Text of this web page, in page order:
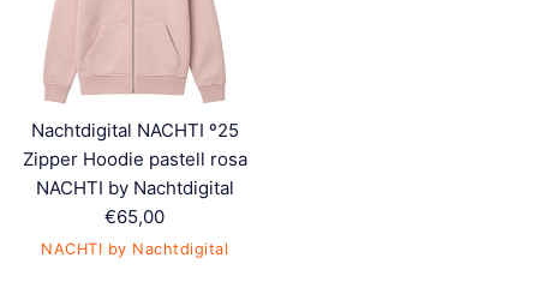
Nachtdigital NACHTI º25
Zipper Hoodie pastell rosa
NACHTI by Nachtdigital
Normaler
Preis
€65,00
NACHTI by Nachtdigital